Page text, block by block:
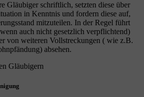
Gläubiger schriftlich, setzten diese über
in Kenntnis und fordern diese auf,
mitzuteilen. In der Regel führt
auch nicht gesetzlich verpflichtend)
von weiteren Vollstreckungen ( wie z.B.
absehen.